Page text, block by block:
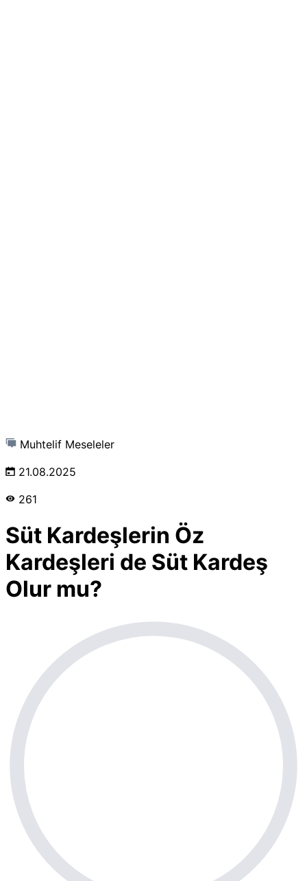
Muhtelif Meseleler
21.08.2025
261
Süt Kardeşlerin Öz
Kardeşleri de Süt Kardeş
Olur mu?